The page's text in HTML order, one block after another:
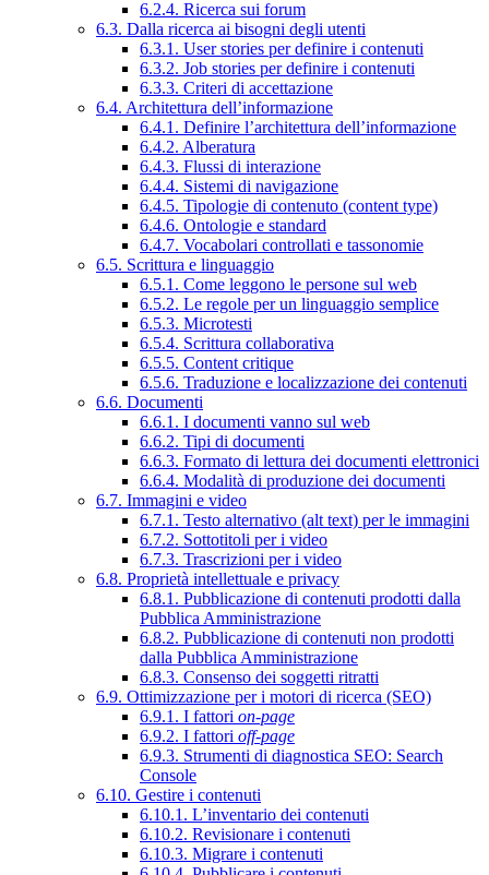
6.2.4. Ricerca sui forum
6.3. Dalla ricerca ai bisogni degli utenti
6.3.1. User stories per definire i contenuti
6.3.2. Job stories per definire i contenuti
6.3.3. Criteri di accettazione
6.4. Architettura dell’informazione
6.4.1. Definire l’architettura dell’informazione
6.4.2. Alberatura
6.4.3. Flussi di interazione
6.4.4. Sistemi di navigazione
6.4.5. Tipologie di contenuto (content type)
6.4.6. Ontologie e standard
6.4.7. Vocabolari controllati e tassonomie
6.5. Scrittura e linguaggio
6.5.1. Come leggono le persone sul web
6.5.2. Le regole per un linguaggio semplice
6.5.3. Microtesti
6.5.4. Scrittura collaborativa
6.5.5. Content critique
6.5.6. Traduzione e localizzazione dei contenuti
6.6. Documenti
6.6.1. I documenti vanno sul web
6.6.2. Tipi di documenti
6.6.3. Formato di lettura dei documenti elettronici
6.6.4. Modalità di produzione dei documenti
6.7. Immagini e video
6.7.1. Testo alternativo (alt text) per le immagini
6.7.2. Sottotitoli per i video
6.7.3. Trascrizioni per i video
6.8. Proprietà intellettuale e privacy
6.8.1. Pubblicazione di contenuti prodotti dalla
Pubblica Amministrazione
6.8.2. Pubblicazione di contenuti non prodotti
dalla Pubblica Amministrazione
6.8.3. Consenso dei soggetti ritratti
6.9. Ottimizzazione per i motori di ricerca (SEO)
6.9.1. I fattori on-page
6.9.2. I fattori off-page
6.9.3. Strumenti di diagnostica SEO: Search
Console
6.10. Gestire i contenuti
6.10.1. L’inventario dei contenuti
6.10.2. Revisionare i contenuti
6.10.3. Migrare i contenuti